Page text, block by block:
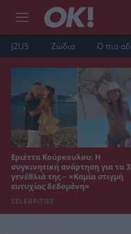
J2US Ζώδια Ο πιο
Εριέττα Κούρκουλου: Η
συγκινητική ανάρτηση για τα
γενέθλιά της – «Καμία στιγμή
ευτυχίας δεδομένη»
CELEBRITIES